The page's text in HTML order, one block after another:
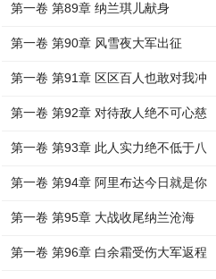
第一卷 第89章 纳兰琪儿献身
第一卷 第90章 风雪夜大军出征
第一卷 第91章 区区百人也敢对我冲
第一卷 第92章 对待敌人绝不可心慈
第一卷 第93章 此人实力绝不低于八
第一卷 第94章 阿里布达今日就是你
第一卷 第95章 大战收尾纳兰沧海
第一卷 第96章 白余霜受伤大军返程